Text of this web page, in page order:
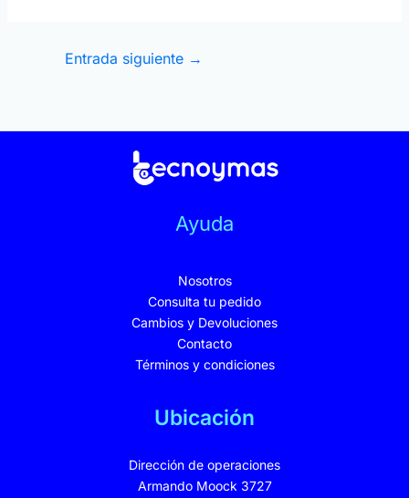
Entrada siguiente →
Ayuda
Nosotros
Consulta tu pedido
Cambios y Devoluciones
Contacto
Términos y condiciones
Ubicación
Dirección de operaciones
Armando Moock 3727